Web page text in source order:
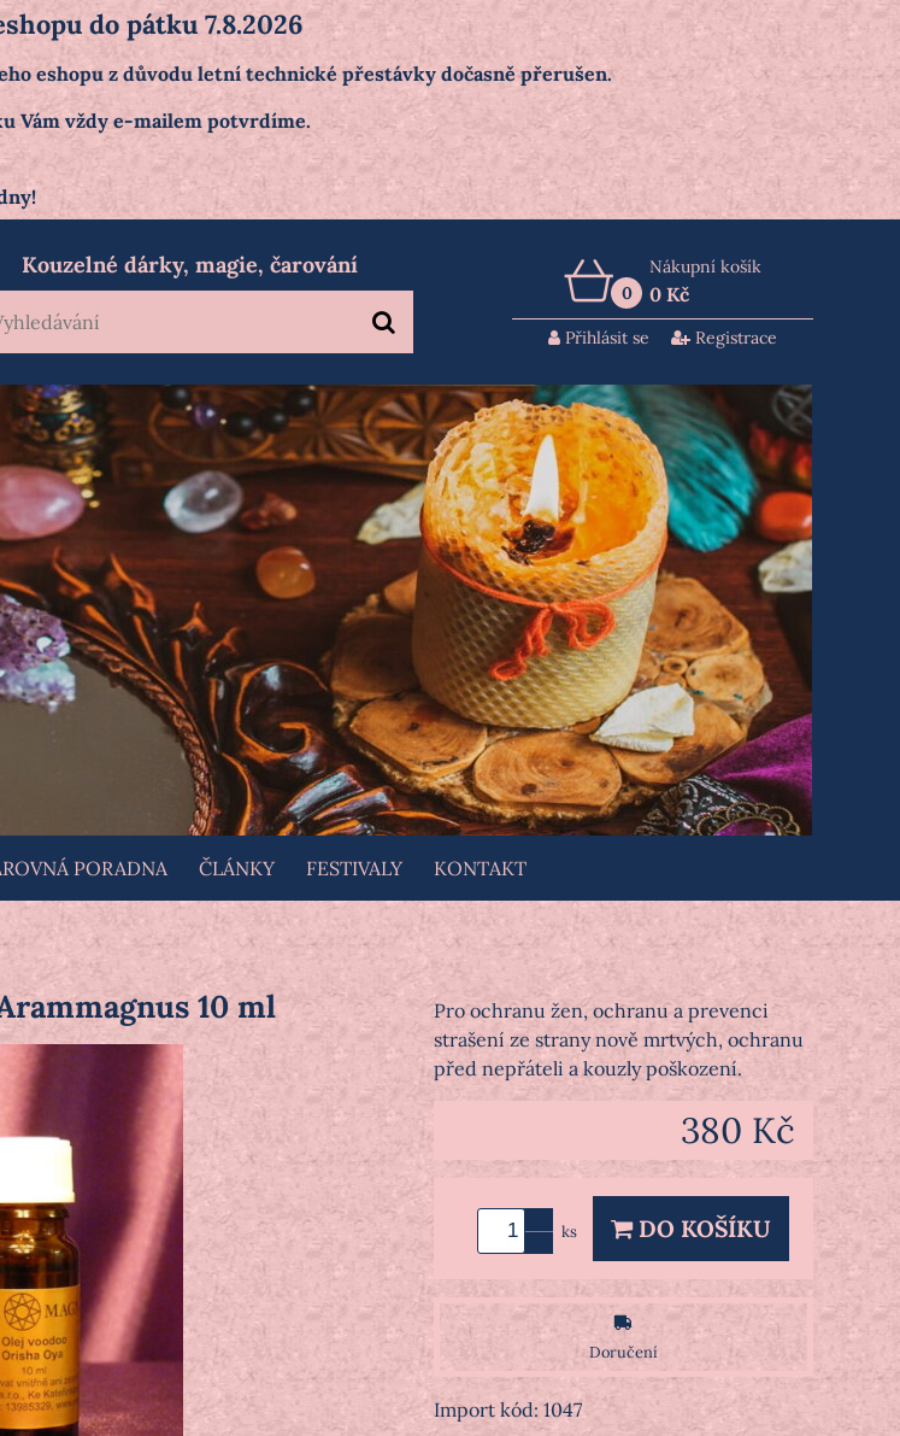
do pátku 7.8.2026
eshopu z důvodu letní technické přestávky dočasně přerušen.
Vám vždy e-mailem potvrdíme.
Kouzelné dárky, magie, čarování
0
Nákupní košík
0 Kč
Přihlásit se Registrace
PORADNA ČLÁNKY FESTIVALY KONTAKT
10 ml
Pro ochranu žen, ochranu a prevenci
strašení ze strany nově mrtvých, ochranu
před nepřáteli a kouzly poškození.
380 Kč
ks DO KOŠÍKU
Doručení
Import kód: 1047